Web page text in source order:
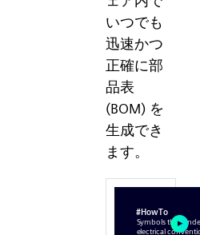
いつでも
迅速かつ
正確に部
品表
(BOM) を
生成でき
ます。